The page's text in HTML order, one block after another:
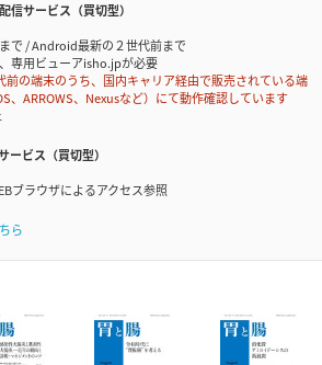
信サービス（買切型）
で / Android最新の２世代前まで
専用ビューアisho.jpが必要
の端末のうち、国内キャリア経由で販売されている端
、ARROWS、Nexusなど）にて動作確認しています
ービス（買切型）
ブラウザによるアクセス参照
ら